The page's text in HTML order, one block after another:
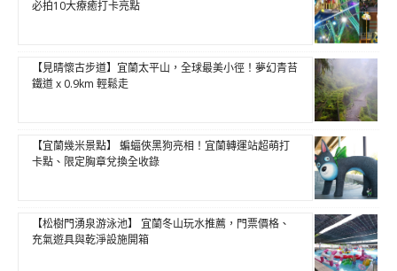
必拍10大療癒打卡亮點
【見晴懷古步道】宜蘭太平山，全球最美小徑！夢幻青苔
鐵道 x 0.9km 輕鬆走
【宜蘭幾米景點】 蝙蝠俠黑狗亮相！宜蘭轉運站超萌打
卡點、限定胸章兌換全收錄
【松樹門湧泉游泳池】 宜蘭冬山玩水推薦，門票價格、
充氣遊具與乾淨設施開箱